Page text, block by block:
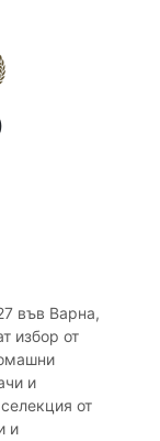
във Варна,
избор от
и
от
и